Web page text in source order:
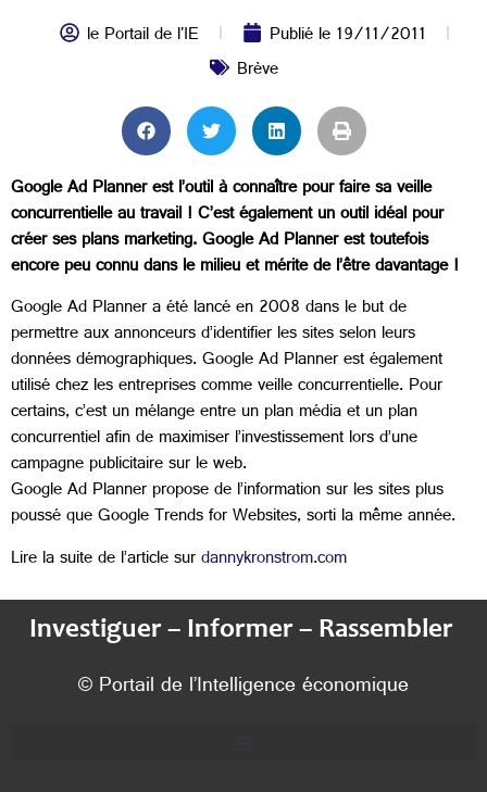
le Portail de l'IE Publié le19/11/2011
Brève
Google Ad Planner est l’outil à connaître pour faire sa veille
concurrentielle au travail ! C’est également un outil idéal pour
créer ses plans marketing. Google Ad Planner est toutefois
encore peu connu dans le milieu et mérite de l’être davantage !
Google Ad Planner a été lancé en 2008 dans le but de
permettre aux annonceurs d’identifier les sites selon leurs
données démographiques. Google Ad Planner est également
utilisé chez les entreprises comme veille concurrentielle. Pour
certains, c’est un mélange entre un plan média et un plan
concurrentiel afin de maximiser l’investissement lors d’une
campagne publicitaire sur le web.
Google Ad Planner propose de l’information sur les sites plus
poussé que Google Trends for Websites, sorti la même année.
Lire la suite de l’article surdannykronstrom.com
Investiguer – Informer – Rassembler
© Portail de l’Intelligence économique